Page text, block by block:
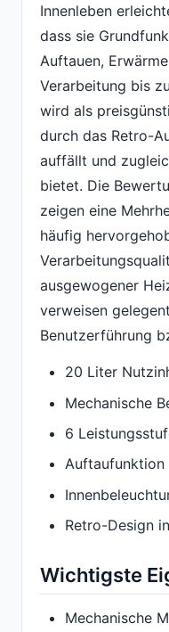
Innenleben
dass sie
Auftauen,
Verarbeitung bis
wird als
durch das Retro-
auffällt und
bietet. Die
zeigen eine
häufig
ausgewogener
verweisen
Benutzerführung
20 Liter
Mechanische
6
Auftaufunktion
Retro-Design
Wichtigste
Mechanische